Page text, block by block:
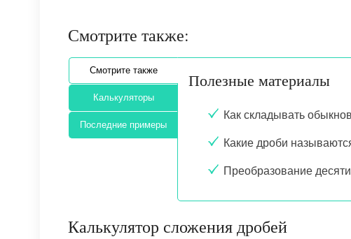
Смотрите также:
Смотрите также
Калькуляторы
Последние примеры
Полезные материалы
Как складывать
Какие дроби
Преобразование
Калькулятор сложения дробей